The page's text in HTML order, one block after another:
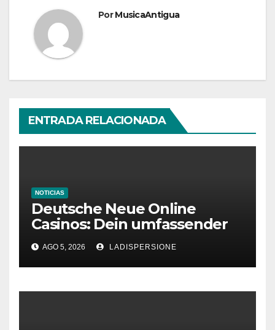
PorMusicaAntigua
ENTRADA RELACIONADA
NOTICIAS
Deutsche Neue Online
Casinos: Dein umfassender
Ratgeber für moderne
Glücksspielplattformen
AGO 5, 2026 LADISPERSIONE